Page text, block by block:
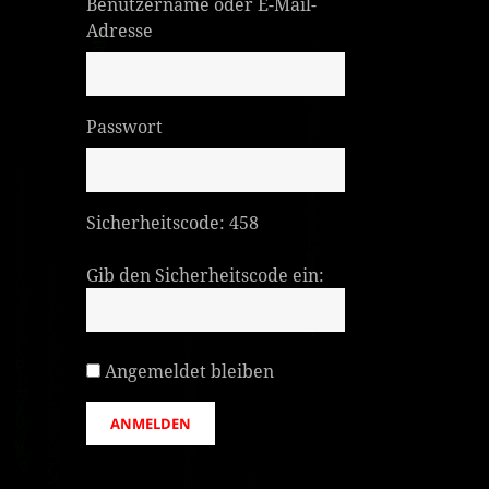
Adresse
Passwort
Sicherheitscode: 458
Gib den Sicherheitscode ein:
Angemeldet bleiben
ANMELDEN